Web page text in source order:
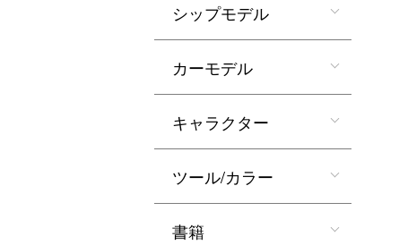
シップモデル
カーモデル
キャラクター
ツール/カラー
書籍